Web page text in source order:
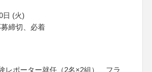
日 (火)
締切、必着
レポーター就任（2名×2組） フラ